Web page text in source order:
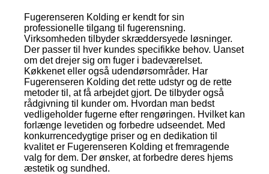
Fugerenseren Kolding er kendt for sin
professionelle tilgang til fugerensning.
Virksomheden tilbyder skræddersyede løsninger.
Der passer til hver kundes specifikke behov. Uanset
om det drejer sig om fuger i badeværelset.
Køkkenet eller også udendørsområder. Har
Fugerenseren Kolding det rette udstyr og de rette
metoder til, at få arbejdet gjort. De tilbyder også
rådgivning til kunder om. Hvordan man bedst
vedligeholder fugerne efter rengøringen. Hvilket kan
forlænge levetiden og forbedre udseendet. Med
konkurrencedygtige priser og en dedikation til
kvalitet er Fugerenseren Kolding et fremragende
valg for dem. Der ønsker, at forbedre deres hjems
æstetik og sundhed.